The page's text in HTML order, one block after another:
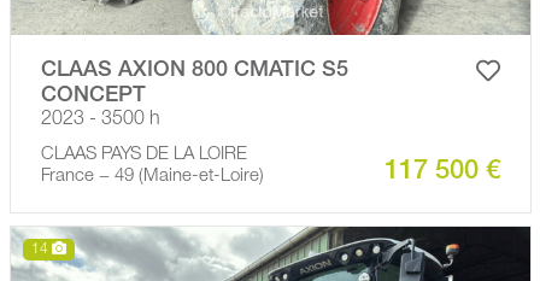
CLAAS AXION 800 CMATIC S5
CONCEPT
2023 - 3500 h
CLAAS PAYS DE LA LOIRE
France − 49 (Maine-et-Loire)
117 500 €
14